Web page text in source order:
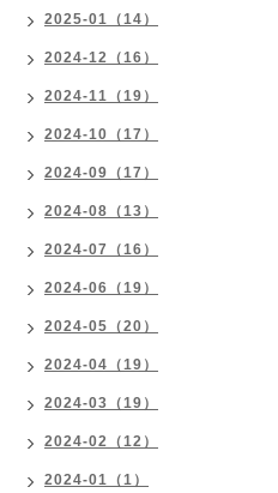
2025-01（14）
2024-12（16）
2024-11（19）
2024-10（17）
2024-09（17）
2024-08（13）
2024-07（16）
2024-06（19）
2024-05（20）
2024-04（19）
2024-03（19）
2024-02（12）
2024-01（1）